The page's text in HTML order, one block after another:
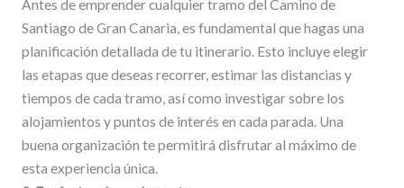
Antes de emprender cualquier tramo del Camino de
Santiago de Gran Canaria, es fundamental que hagas una
planificación detallada de tu itinerario. Esto incluye elegir
las etapas que deseas recorrer, estimar las distancias y
tiempos de cada tramo, así como investigar sobre los
alojamientos y puntos de interés en cada parada. Una
buena organización te permitirá disfrutar al máximo de
esta experiencia única.